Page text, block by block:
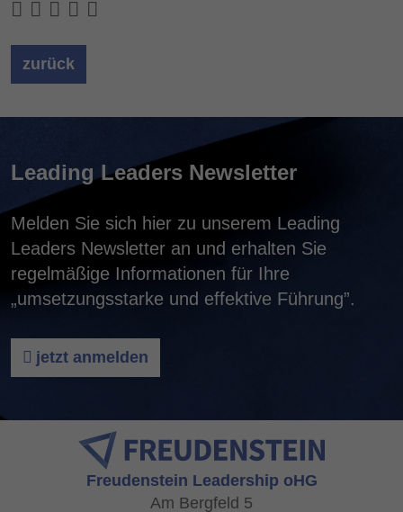
zurück
Leading Leaders Newsletter
Melden Sie sich hier zu unserem Leading
Leaders Newsletter an und erhalten Sie
regelmäßige Informationen für Ihre
„umsetzungsstarke und effektive Führung”.
jetzt anmelden
Freudenstein Leadership oHG
Am Bergfeld 5